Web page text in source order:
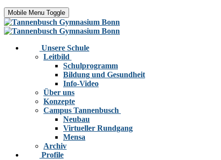
Mobile Menu Toggle
Unsere Schule
Leitbild
Schulprogramm
Bildung und Gesundheit
Info-Video
Über uns
Konzepte
Campus Tannenbusch
Neubau
Virtueller Rundgang
Mensa
Archiv
Profile